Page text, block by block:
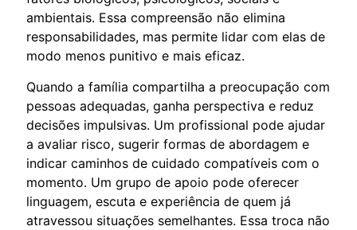
ambientais. Essa compreensão não elimina
responsabilidades, mas permite lidar com elas de
modo menos punitivo e mais eficaz.
Quando a família compartilha a preocupação com
pessoas adequadas, ganha perspectiva e reduz
decisões impulsivas. Um profissional pode ajudar
a avaliar risco, sugerir formas de abordagem e
indicar caminhos de cuidado compatíveis com o
momento. Um grupo de apoio pode oferecer
linguagem, escuta e experiência de quem já
atravessou situações semelhantes. Essa troca não